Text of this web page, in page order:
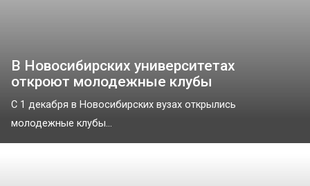
В Новосибирских университетах
откроют молодежные клубы
С 1 декабря в Новосибирских вузах открылись
молодежные клубы...